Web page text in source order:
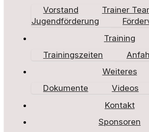
Vorstand
Trainer
Jugendförderung
Training
Trainingszeiten
Weiteres
Dokumente
Videos
Kontakt
Sponsoren